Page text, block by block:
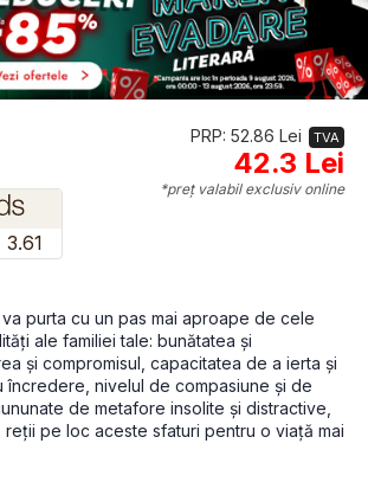
3.61
PRP: 52.86 Lei TVA
42.3 Lei
*preț valabil exclusiv online
purta cu un pas mai aproape de cele
ale familiei tale: bunătatea și
și compromisul, capacitatea de a ierta și
încredere, nivelul de compasiune și de
de metafore insolite și distractive,
pe loc aceste sfaturi pentru o viață mai